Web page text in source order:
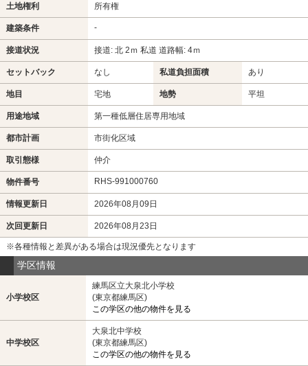
土地権利 所有権
建築条件 -
接道状況 接道: 北 2ｍ 私道 道路幅: 4ｍ
セットバック なし 私道負担面積 あり
地目 宅地 地勢 平坦
用途地域 第一種低層住居専用地域
都市計画 市街化区域
取引態様 仲介
物件番号 RHS-991000760
情報更新日 2026年08月09日
次回更新日 2026年08月23日
※各種情報と差異がある場合は現況優先となります
学区情報
小学校区
練馬区立大泉北小学校
(東京都練馬区)
この学区の他の物件を見る
中学校区
大泉北中学校
(東京都練馬区)
この学区の他の物件を見る